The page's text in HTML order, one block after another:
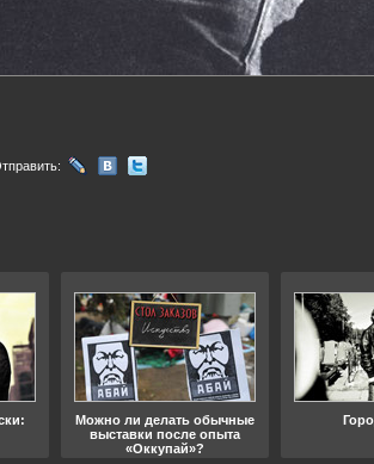
Можно ли делать обычные
выставки после опыта
«Оккупай»?